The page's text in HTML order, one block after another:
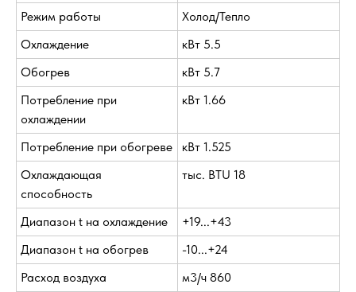
Режим работы
Холод/Тепло
Охлаждение
кВт 5.5
Обогрев
кВт 5.7
Потребление при
охлаждении
кВт 1.66
Потребление при обогреве
кВт 1.525
Охлаждающая
способность
тыс. BTU 18
Диапазон t на охлаждение
+19...+43
Диапазон t на обогрев
-10...+24
Расход воздуха
м3/ч 860